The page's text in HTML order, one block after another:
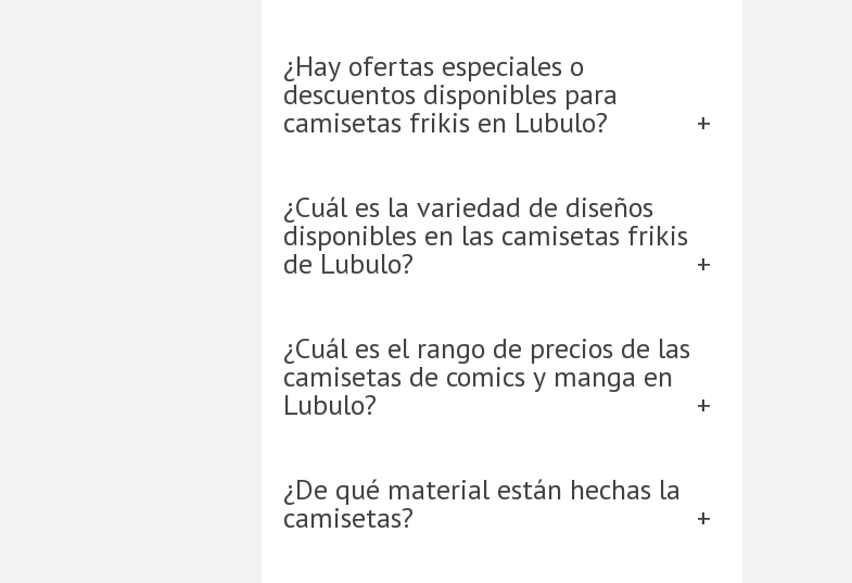
¿Hay ofertas especiales o
descuentos disponibles para
camisetas frikis en Lubulo?
¿Cuál es la variedad de diseños
disponibles en las camisetas frikis
de Lubulo?
¿Cuál es el rango de precios de las
camisetas de comics y manga en
Lubulo?
¿De qué material están hechas la
camisetas?